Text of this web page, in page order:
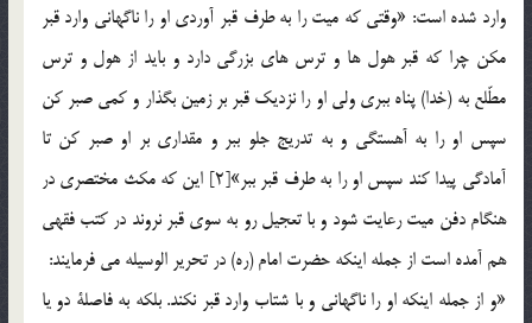
وارد شده است: «وقتي كه ميت را به طرف قبر آوردي او را ناگهاني وارد قبر
مكن چرا كه قبر هول ها و ترس هاي بزرگي دارد و بايد از هول و ترس
مطّلع به (خدا) پناه ببري ولي او را نزديك قبر بر زمين بگذار و كمي صبر كن
سپس او را به آهستگي و به تدريج جلو ببر و مقداري بر او صبر كن تا
آمادگي پيدا كند سپس او را به طرف قبر ببر»[2] اين که مکث مختصري در
هنگام دفن ميت رعايت شود و با تعجيل رو به سوي قبر نروند در کتب فقهي
هم آمده است از جمله اينكه حضرت امام (ره) در تحرير الوسيله مي فرمايند:
«و از جمله اينكه او را ناگهاني و با شتاب وارد قبر نكند. بلكه به فاصلة دو يا